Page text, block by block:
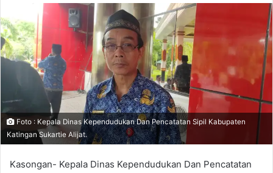
Foto : Kepala Dinas Kependudukan Dan Pencatatan Sipil Kabupaten
Katingan Sukartie Alijat.
Kasongan- Kepala Dinas Kependudukan Dan Pencatatan